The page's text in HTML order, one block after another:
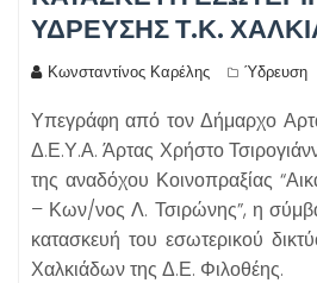
ΥΔΡΕΥΣΗΣ Τ.Κ.
Κωνσταντίνος Καρέλης Ύδρευση
Υπεγράφη από τον Δήμαρχο
Δ.Ε.Υ.Α. Άρτας Χρήστο
της αναδόχου Κοινοπραξίας
– Κων/νος Λ. Τσιρώνης”, η
κατασκευή του εσωτερικού
Χαλκιάδων της Δ.Ε. Φιλοθέης.